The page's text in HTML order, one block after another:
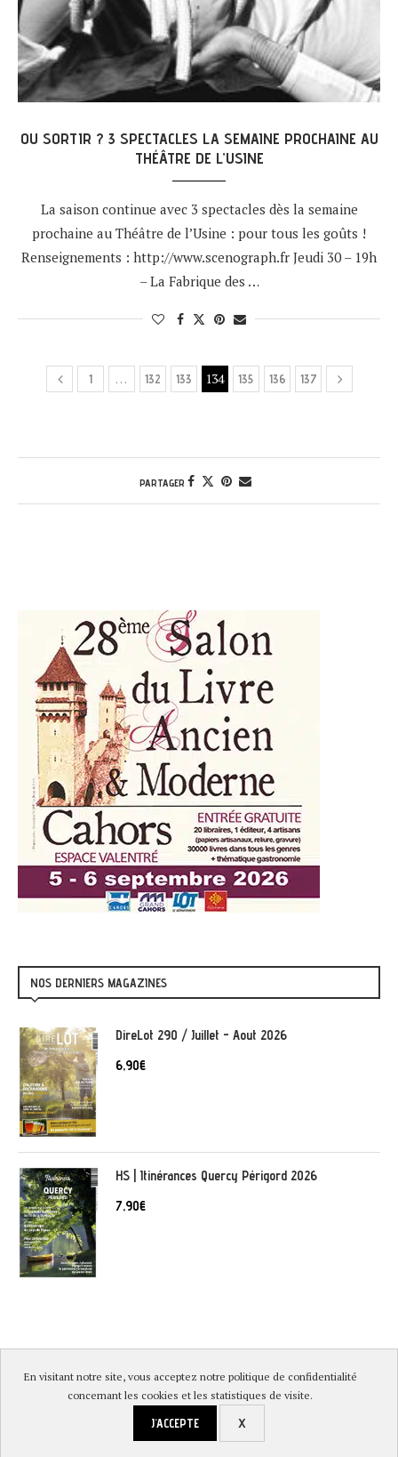
En visitant notre site, vous acceptez notre politique de confidentialité
concernant les cookies et les statistiques de visite.
J'ACCEPTE X
OU SORTIR ? 3 SPECTACLES LA SEMAINE PROCHAINE AU
THÉÂTRE DE L’USINE
La saison continue avec 3 spectacles dès la semaine
prochaine au Théâtre de l’Usine : pour tous les goûts !
Renseignements : http://www.scenograph.fr Jeudi 30 – 19h
– La Fabrique des …
1 … 132 133 134 135 136 137
PARTAGER
NOS DERNIERS MAGAZINES
DireLot 290 / Juillet - Aout 2026
6,90€
HS | Itinérances Quercy Périgord 2026
7,90€
© DireLot 2019 |Mentions légales & Politique de confidentialité|
Conditions générales de vente|Paiement sécurisé et livraison
RETOUR EN HAUT